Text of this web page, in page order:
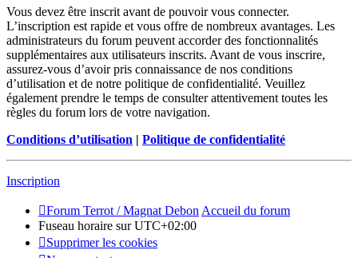
Vous devez être inscrit avant de pouvoir vous connecter.
L’inscription est rapide et vous offre de nombreux avantages. Les
administrateurs du forum peuvent accorder des fonctionnalités
supplémentaires aux utilisateurs inscrits. Avant de vous inscrire,
assurez-vous d’avoir pris connaissance de nos conditions
d’utilisation et de notre politique de confidentialité. Veuillez
également prendre le temps de consulter attentivement toutes les
règles du forum lors de votre navigation.
Conditions d’utilisation | Politique de confidentialité
Inscription
Forum Terrot / Magnat Debon Accueil du forum
Fuseau horaire surUTC+02:00
Supprimer les cookies